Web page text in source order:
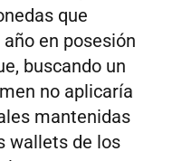
que
en posesión
buscando un
no aplicaría
mantenidas
wallets de los